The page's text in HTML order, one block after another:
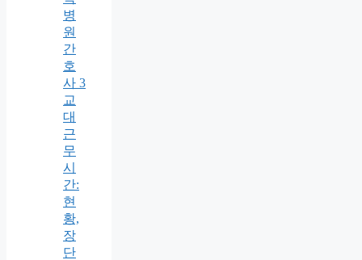
병
원
간
호
사 3
교
대
근
무
시
간:
현
황,
장
단